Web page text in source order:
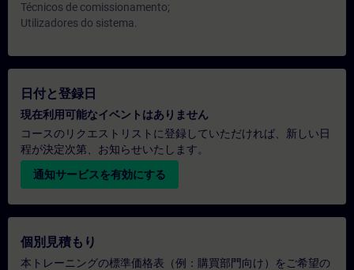
Técnicos de comissionamento;
Utilizadores do sistema.
日付と登録日
現在利用可能なイベントはありません
コースのリクエストリストに登録していただければ、新しい日
程が決定次第、お知らせいたします。
通知サービスを有効にする
個別見積もり
本トレーニングの標準価格表（例：購買部門向け）をご希望の